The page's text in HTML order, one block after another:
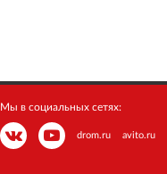
Мы в социальных сетях:
drom.ru avito.ru